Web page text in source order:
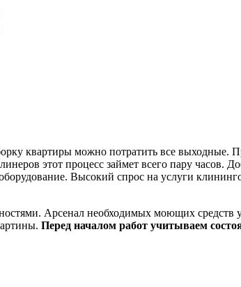
квартиры можно потратить все выходные.
этот процесс займет всего пару часов.
Высокий спрос на услуги
Арсенал необходимых моющих средств
Перед началом работ учитываем